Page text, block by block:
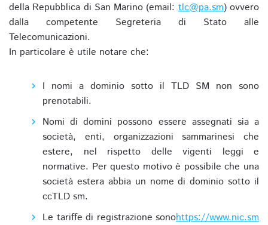
della Repubblica di San Marino (email:tlc@pa.sm) ovvero
dalla competente Segreteria di Stato alle
Telecomunicazioni.
In particolare è utile notare che:
I nomi a dominio sotto il TLD SM non sono
prenotabili.
Nomi di domini possono essere assegnati sia a
società, enti, organizzazioni sammarinesi che
estere, nel rispetto delle vigenti leggi e
normative. Per questo motivo è possibile che una
società estera abbia un nome di dominio sotto il
ccTLD sm.
Le tariffe di registrazione sonohttps://www.nic.sm